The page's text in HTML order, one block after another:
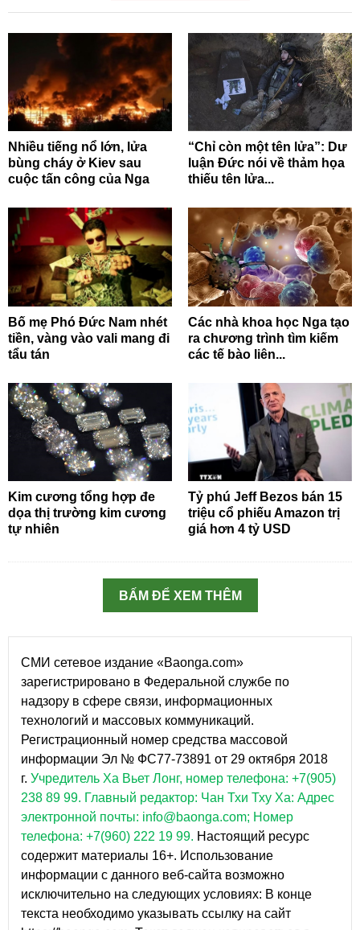
Nhiều tiếng nổ lớn, lửa
bùng cháy ở Kiev sau
cuộc tấn công của Nga
“Chỉ còn một tên lửa”: Dư
luận Đức nói về thảm họa
thiếu tên lửa...
Bố mẹ Phó Đức Nam nhét
tiền, vàng vào vali mang đi
tẩu tán
Các nhà khoa học Nga tạo
ra chương trình tìm kiếm
các tế bào liên...
Kim cương tổng hợp đe
dọa thị trường kim cương
tự nhiên
Tỷ phú Jeff Bezos bán 15
triệu cổ phiếu Amazon trị
giá hơn 4 tỷ USD
BẤM ĐỂ XEM THÊM
СМИ сетевое издание «Baonga.com»
зарегистрировано в Федеральной службе по
надзору в сфере связи, информационных
технологий и массовых коммуникаций.
Регистрационный номер средства массовой
информации Эл № ФС77-73891 от 29 октября 2018
г. Учредитель Ха Вьет Лонг, номер телефона: +7(905)
238 89 99. Главный редактор: Чан Тхи Тху Ха: Адрес
электронной почты: info@baonga.com; Номер
телефона: +7(960) 222 19 99. Настоящий ресурс
содержит материалы 16+. Использование
информации с данного веб-сайта возможно
исключительно на следующих условиях: В конце
текста необходимо указывать ссылку на сайт